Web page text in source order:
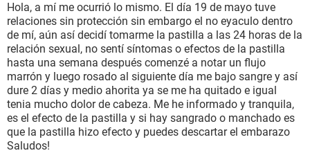
Hola, a mí me ocurrió lo mismo. El día 19 de mayo tuve
relaciones sin protección sin embargo el no eyaculo dentro
de mí, aún así decidí tomarme la pastilla a las 24 horas de la
relación sexual, no sentí síntomas o efectos de la pastilla
hasta una semana después comenzé a notar un flujo
marrón y luego rosado al siguiente día me bajo sangre y así
dure 2 días y medio ahorita ya se me ha quitado e igual
tenia mucho dolor de cabeza. Me he informado y tranquila,
es el efecto de la pastilla y si hay sangrado o manchado es
que la pastilla hizo efecto y puedes descartar el embarazo
Saludos!